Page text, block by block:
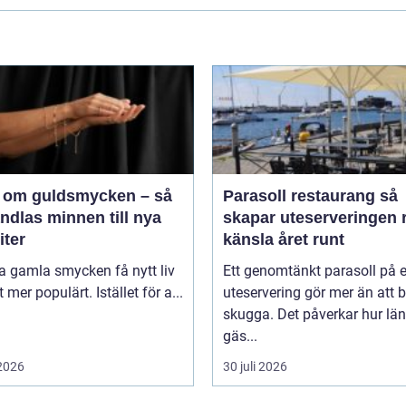
guldsmycken – så
minnen till nya
gamla smycken få nytt liv
mer populärt. Istället för a...
Parasoll restaurang så
skapar uteserveringen
känsla året runt
Ett genomtänkt parasoll på
uteservering gör mer än att
skugga. Det påverkar hur
gäs...
30 juli 2026